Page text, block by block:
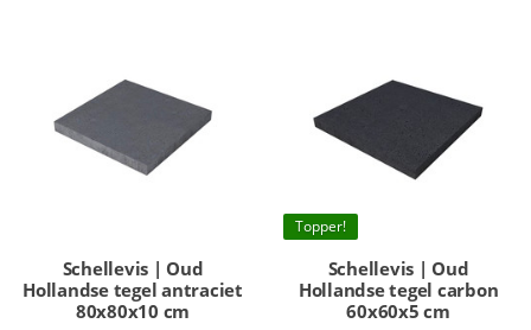
Schellevis | Oud
Hollandse tegel antraciet
80x80x10 cm
Topper!
Schellevis | Oud
Hollandse tegel carbon
60x60x5 cm